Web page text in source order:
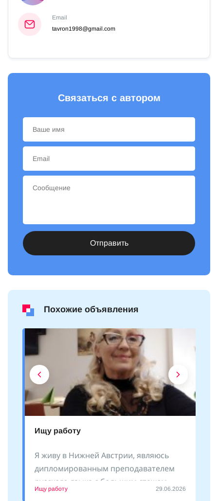
Email
tavron1998@gmail.com
Связаться с автором
Отправить
Похожие объявления
Ищу работу
Я живу в Нижней Австрии, являюсь
дипломированным преподавателем
русского языка с большим стажем
преподавания как
Ищу работу 29.06.2026